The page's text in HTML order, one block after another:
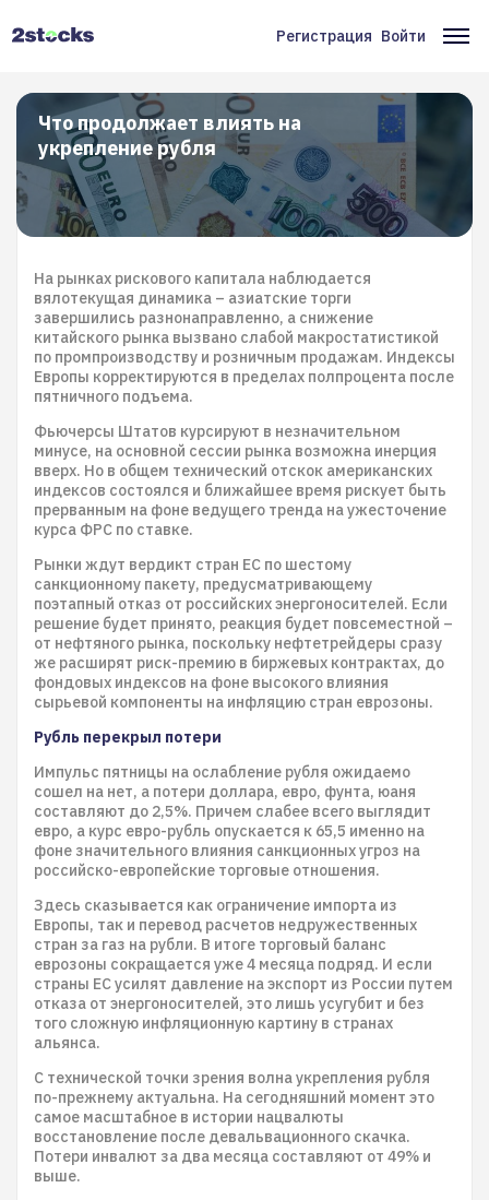
Меню
учётной
записи
пользователя
Регистрация Войти
Что продолжает влиять на
укрепление рубля
На рынках рискового капитала наблюдается
вялотекущая динамика – азиатские торги
завершились разнонаправленно, а снижение
китайского рынка вызвано слабой макростатистикой
по промпроизводству и розничным продажам. Индексы
Европы корректируются в пределах полпроцента после
пятничного подъема.
Фьючерсы Штатов курсируют в незначительном
минусе, на основной сессии рынка возможна инерция
вверх. Но в общем технический отскок американских
индексов состоялся и ближайшее время рискует быть
прерванным на фоне ведущего тренда на ужесточение
курса ФРС по ставке.
Рынки ждут вердикт стран ЕС по шестому
санкционному пакету, предусматривающему
поэтапный отказ от российских энергоносителей. Если
решение будет принято, реакция будет повсеместной –
от нефтяного рынка, поскольку нефтетрейдеры сразу
же расширят риск-премию в биржевых контрактах, до
фондовых индексов на фоне высокого влияния
сырьевой компоненты на инфляцию стран еврозоны.
Рубль перекрыл потери
Импульс пятницы на ослабление рубля ожидаемо
сошел на нет, а потери доллара, евро, фунта, юаня
составляют до 2,5%. Причем слабее всего выглядит
евро, а курс евро-рубль опускается к 65,5 именно на
фоне значительного влияния санкционных угроз на
российско-европейские торговые отношения.
Здесь сказывается как ограничение импорта из
Европы, так и перевод расчетов недружественных
стран за газ на рубли. В итоге торговый баланс
еврозоны сокращается уже 4 месяца подряд. И если
страны ЕС усилят давление на экспорт из России путем
отказа от энергоносителей, это лишь усугубит и без
того сложную инфляционную картину в странах
альянса.
С технической точки зрения волна укрепления рубля
по-прежнему актуальна. На сегодняшний момент это
самое масштабное в истории нацвалюты
восстановление после девальвационного скачка.
Потери инвалют за два месяца составляют от 49% и
выше.